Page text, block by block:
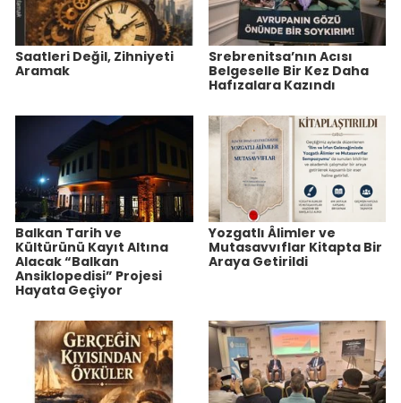
Saatleri Değil, Zihniyeti
Aramak
Srebrenitsa’nın Acısı
Belgeselle Bir Kez Daha
Hafızalara Kazındı
Balkan Tarih ve
Kültürünü Kayıt Altına
Alacak “Balkan
Ansiklopedisi” Projesi
Hayata Geçiyor
Yozgatlı Âlimler ve
Mutasavvıflar Kitapta Bir
Araya Getirildi